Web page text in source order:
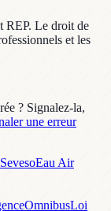
REP. Le droit de
et les
? Signalez-la,
une erreur
Eau Air
OmnibusLoi